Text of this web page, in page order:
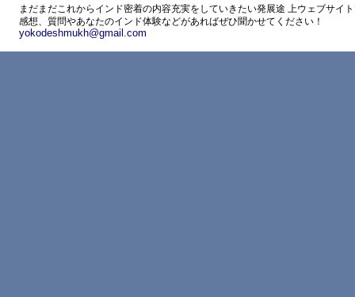
まだまだこれからインド密着の内容充実をしていきたい発展途 上ウェブサイ
感想、質問やあなたのインド体験などがあればぜひ聞かせてください！
yokodeshmukh@gmail.com